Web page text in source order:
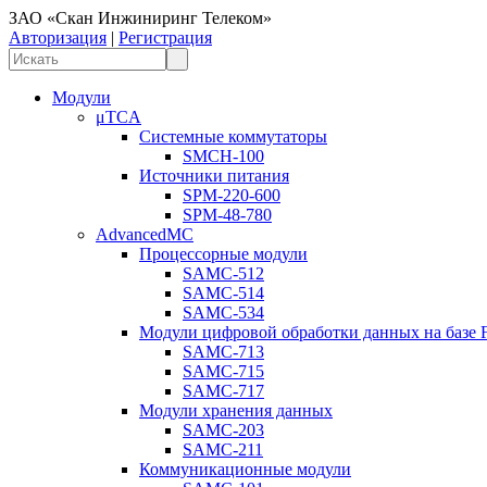
ЗАО «Скан Инжиниринг Телеком»
Авторизация | Регистрация
Модули
μTCA
Системные коммутаторы
SMCH-100
Источники питания
SPM-220-600
SPM-48-780
AdvancedMC
Процессорные модули
SAMC-512
SAMC-514
SAMC-534
Модули цифровой обработки данных на базе
SAMC-713
SAMC-715
SAMC-717
Модули хранения данных
SAMC-203
SAMC-211
Коммуникационные модули